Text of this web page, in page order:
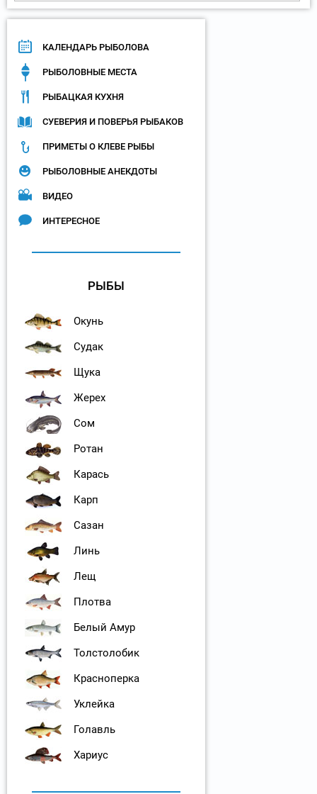
КАЛЕНДАРЬ РЫБОЛОВА
РЫБОЛОВНЫЕ МЕСТА
РЫБАЦКАЯ КУХНЯ
СУЕВЕРИЯ И ПОВЕРЬЯ РЫБАКОВ
ПРИМЕТЫ О КЛЕВЕ РЫБЫ
РЫБОЛОВНЫЕ АНЕКДОТЫ
ВИДЕО
ИНТЕРЕСНОЕ
РЫБЫ
Окунь
Судак
Щука
Жерех
Сом
Ротан
Карась
Карп
Сазан
Линь
Лещ
Плотва
Белый Амур
Толстолобик
Красноперка
Уклейка
Голавль
Хариус